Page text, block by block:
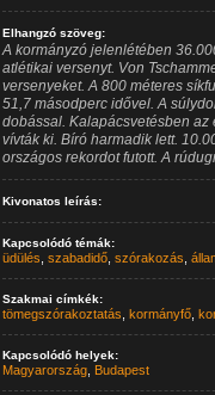
Elhangzó szöveg:
A kormányzó jelenlétében
atlétikai versenyt. Von
versenyeket. A 800 méteres
51,7 másodperc idővel. A
dobással. Kalapácsvetésben az
vívták ki. Bíró harmadik lett.
országos rekordot futott. A
Kivonatos leírás:
Kapcsolódó témák:
üdülés szabadidő, szórakozás
Szakmai címkék:
tömegszórakoztatás kormányfő,
Kapcsolódó helyek:
Magyarország, Budapest